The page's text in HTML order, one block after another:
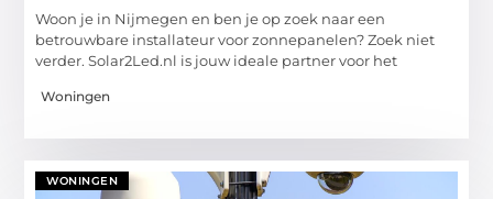
Woon je in Nijmegen en ben je op zoek naar een
betrouwbare installateur voor zonnepanelen? Zoek niet
verder. Solar2Led.nl is jouw ideale partner voor het
Woningen
WONINGEN